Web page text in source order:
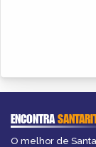
ENCONTRA
O melhor de